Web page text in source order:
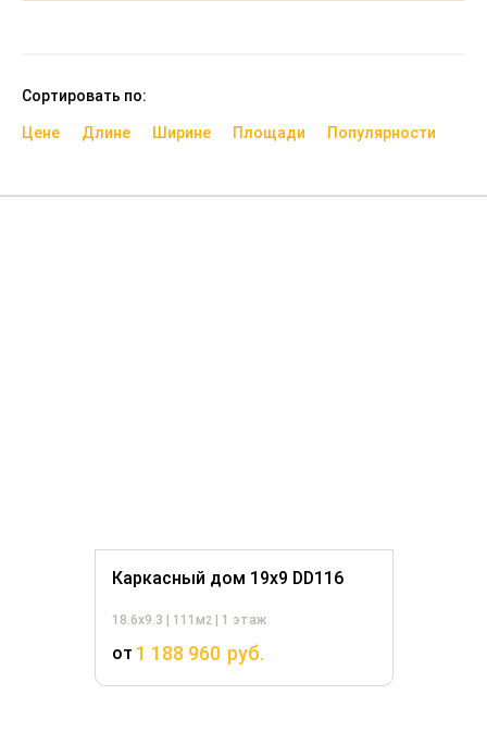
Сортировать по:
Цене Длине Ширине Площади Популярности
Каркасный дом 19х9 DD116
18.6х9.3 | 111м2| 1 этаж
от 1 188 960 руб.